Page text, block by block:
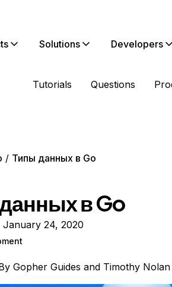
Solutions Developers
Tutorials Questions
Типы данных в Go
в Go
January 24, 2020
Gopher Guides and Timothy Nolan